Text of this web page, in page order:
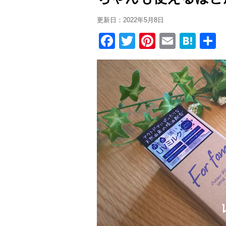
更新日： 2022年5月8日
F
a
c
e
b
o
o
k
T
wi
tt
er
Pi
nt
er
e
st
E
m
ail
H
at
e
n
a